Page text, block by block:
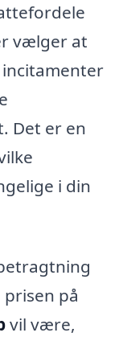
vælger at
incitamenter
Det er en
i din
på
vil være,